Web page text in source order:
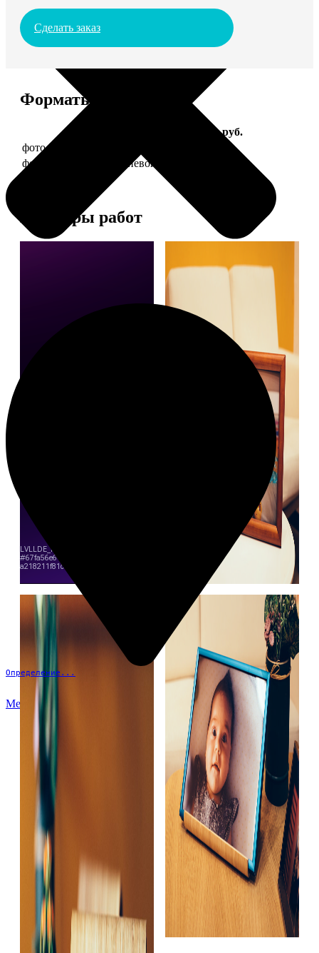
Определение...
Меню
Сделать заказ
Форматы и цены
Цена, руб.
фото 20х30 в деревянной рамке
фото 20х30 в алюминиевой рамке
Примеры работ